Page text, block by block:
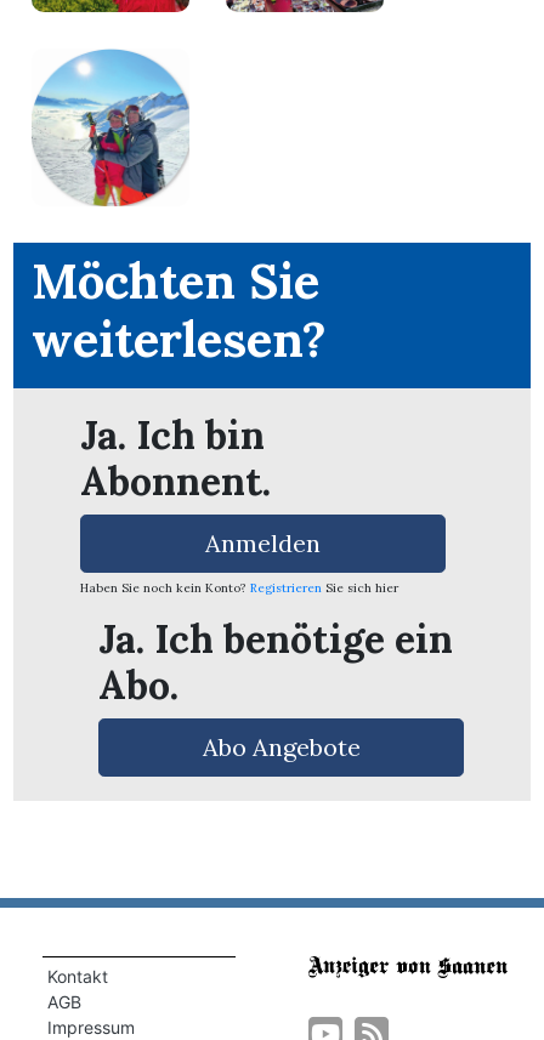
Möchten Sie
weiterlesen?
Ja. Ich bin
Abonnent.
Anmelden
Haben Sie noch kein Konto? Registrieren Sie sich hier
Ja. Ich benötige ein
Abo.
Abo Angebote
Kontakt
AGB
Impressum